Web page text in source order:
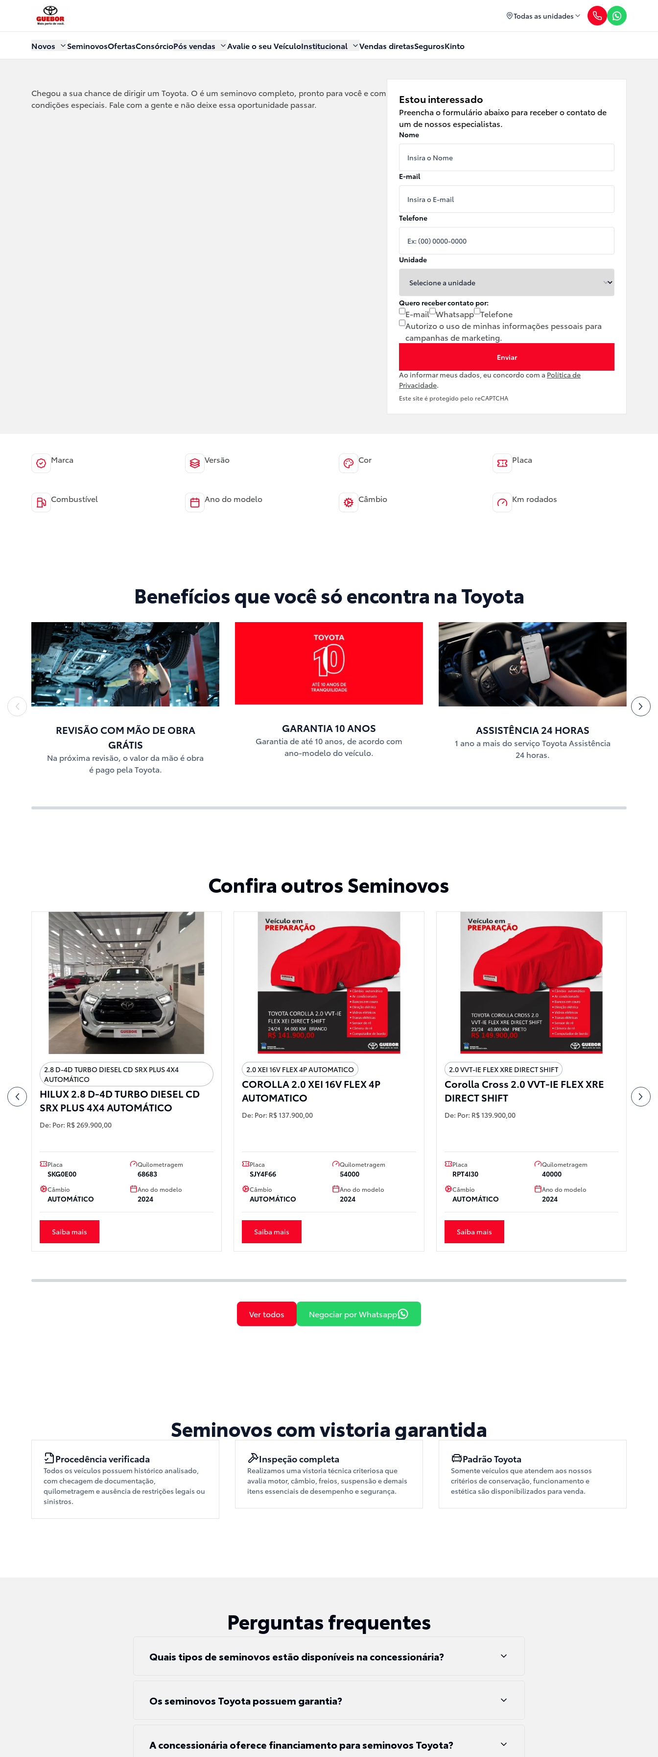
Todas as unidades
Novos SeminovosOfertasConsórcioPós vendas Avalie o seu VeículoInstitucional Vendas diretasSegurosKinto
Chegou a sua chance de dirigir um Toyota. O é um seminovo completo, pronto para você e com
condições especiais. Fale com a gente e não deixe essa oportunidade passar.
Estou interessado
Preencha o formulário abaixo para receber o contato de
um de nossos especialistas.
Nome
E-mail
Telefone
Unidade
Quero receber contato por:
E-mail Whatsapp Telefone
Autorizo o uso de minhas informações pessoais para
campanhas de marketing.
Enviar
Ao informar meus dados, eu concordo com a Política de
Privacidade.
Este site é protegido pelo reCAPTCHA
Marca Versão Cor Placa
Combustível Ano do modelo Câmbio Km rodados
Benefícios que você só encontra na Toyota
REVISÃO COM MÃO DE OBRA
GRÁTIS
Na próxima revisão, o valor da mão é obra
é pago pela Toyota.
GARANTIA 10 ANOS
Garantia de até 10 anos, de acordo com
ano-modelo do veículo.
ASSISTÊNCIA 24 HORAS
1 ano a mais do serviço Toyota Assistência
24 horas.
Confira outros Seminovos
2.8 D-4D TURBO DIESEL CD SRX PLUS 4X4
AUTOMÁTICO
HILUX 2.8 D-4D TURBO DIESEL CD
SRX PLUS 4X4 AUTOMÁTICO
De: Por: R$ 269.900,00
Placa
SKG0E00
Quilometragem
68683
Câmbio
AUTOMÁTICO
Ano do modelo
2024
Saiba mais
2.0 XEI 16V FLEX 4P AUTOMATICO
COROLLA 2.0 XEI 16V FLEX 4P
AUTOMATICO
De: Por: R$ 137.900,00
Placa
SJY4F66
Quilometragem
54000
Câmbio
AUTOMÁTICO
Ano do modelo
2024
Saiba mais
2.0 VVT-IE FLEX XRE DIRECT SHIFT
Corolla Cross 2.0 VVT-IE FLEX XRE
DIRECT SHIFT
De: Por: R$ 139.900,00
Placa
RPT4I30
Quilometragem
40000
Câmbio
AUTOMÁTICO
Ano do modelo
2024
Saiba mais
Ver todos Negociar por Whatsapp
Seminovos com vistoria garantida
Procedência verificada
Todos os veículos possuem histórico analisado,
com checagem de documentação,
quilometragem e ausência de restrições legais ou
sinistros.
Inspeção completa
Realizamos uma vistoria técnica criteriosa que
avalia motor, câmbio, freios, suspensão e demais
itens essenciais de desempenho e segurança.
Padrão Toyota
Somente veículos que atendem aos nossos
critérios de conservação, funcionamento e
estética são disponibilizados para venda.
Perguntas frequentes
Quais tipos de seminovos estão disponíveis na concessionária?
Os seminovos Toyota possuem garantia?
A concessionária oferece financiamento para seminovos Toyota?